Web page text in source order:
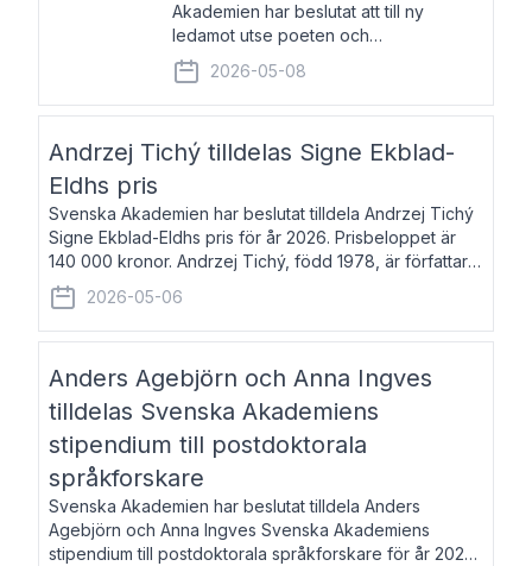
Akademien har beslutat att till ny
ledamot utse poeten och
litteraturkritikern Anna Hallberg. Hon
efterträder poeten Tua Forsström på
stol 18 och kommer att ta sitt inträde vid
2026-05-08
Andrzej Tichý tilldelas Signe Ekblad-
Eldhs pris
Svenska Akademien har beslutat tilldela Andrzej Tichý
Signe Ekblad-Eldhs pris för år 2026. Prisbeloppet är
140 000 kronor. Andrzej Tichý, född 1978, är författare
och kulturskribent. Han debuterade 2005 med den
lovordade romanen Sex liter l
2026-05-06
Anders Agebjörn och Anna Ingves
tilldelas Svenska Akademiens
stipendium till postdoktorala
språkforskare
Svenska Akademien har beslutat tilldela Anders
Agebjörn och Anna Ingves Svenska Akademiens
stipendium till postdoktorala språkforskare för år 2026.